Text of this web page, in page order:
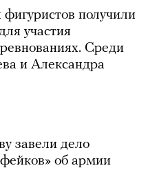
получили
участия
Среди
и Александра
завели дело
об армии